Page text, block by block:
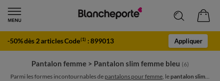
-50% dès 2 articles Code(1) :899013 Appliquer
Pantalon femme > Pantalon slim femme bleu (6)
Parmi les formes incontournables de pantalons pour femme, le pantalon slim...